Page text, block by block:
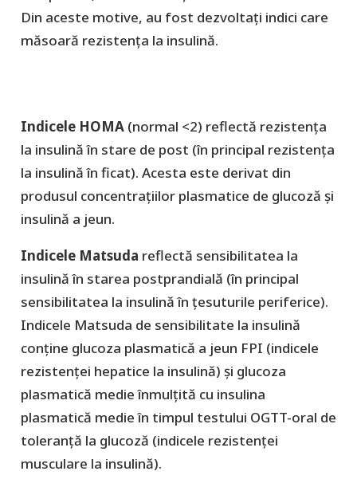
Din aceste motive, au fost dezvoltați indici care
măsoară rezistența la insulină.
Indicele HOMA(normal <2) reflectă rezistența
la insulină în stare de post (în principal rezistența
la insulină în ficat). Acesta este derivat din
produsul concentrațiilor plasmatice de glucoză și
insulină a jeun.
Indicele Matsuda reflectă sensibilitatea la
insulină în starea postprandială (în principal
sensibilitatea la insulină în țesuturile periferice).
Indicele Matsuda de sensibilitate la insulină
conține glucoza plasmatică a jeun FPI (indicele
rezistenței hepatice la insulină) și glucoza
plasmatică medie înmulțită cu insulina
plasmatică medie în timpul testului OGTT-oral de
toleranță la glucoză (indicele rezistenței
musculare la insulină).